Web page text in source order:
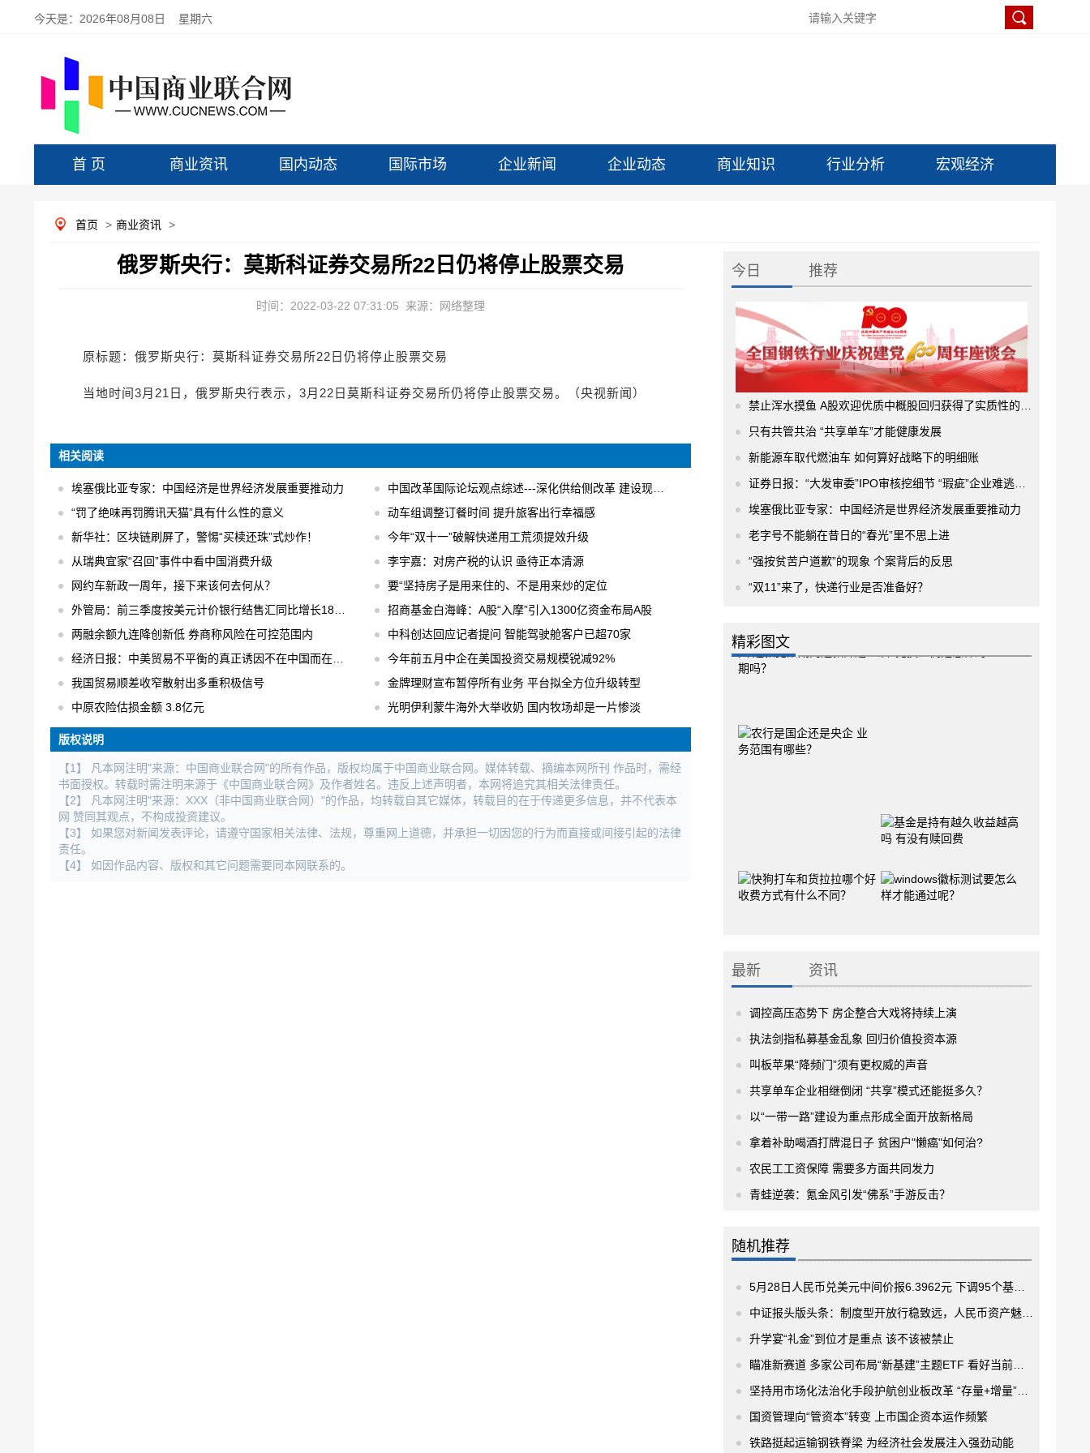
今天是： 2026年08月08日 星期六
首 页 商业资讯 国内动态 国际市场 企业新闻 企业动态 商业知识 行业分析 宏观经济
首页 > 商业资讯 >
俄罗斯央行：莫斯科证券交易所22日仍将停止股票交易
时间：2022-03-22 07:31:05 来源：网络整理
原标题：俄罗斯央行：莫斯科证券交易所22日仍将停止股票交易
当地时间3月21日，俄罗斯央行表示，3月22日莫斯科证券交易所仍将停止股票交易。（央视新闻）
相关阅读
埃塞俄比亚专家：中国经济是世界经济发展重要推动力
中国改革国际论坛观点综述---深化供给侧改革 建设现代化经济体系
“罚了绝味再罚腾讯天猫”具有什么性的意义
动车组调整订餐时间 提升旅客出行幸福感
新华社：区块链刷屏了，警惕“买椟还珠”式炒作！
今年“双十一”破解快递用工荒须提效升级
从瑞典宜家“召回”事件中看中国消费升级
李宇嘉：对房产税的认识 亟待正本清源
网约车新政一周年，接下来该何去何从？
要“坚持房子是用来住的、不是用来炒的定位
外管局：前三季度按美元计价银行结售汇同比增长18% 结售汇逆差下降75%
招商基金白海峰：A股“入摩”引入1300亿资金布局A股
两融余额九连降创新低 券商称风险在可控范围内
中科创达回应记者提问 智能驾驶舱客户已超70家
经济日报：中美贸易不平衡的真正诱因不在中国而在美国
今年前五月中企在美国投资交易规模锐减92%
我国贸易顺差收窄散射出多重积极信号
金牌理财宣布暂停所有业务 平台拟全方位升级转型
中原农险估损金额 3.8亿元
光明伊利蒙牛海外大举收奶 国内牧场却是一片惨淡
版权说明
【1】 凡本网注明"来源：中国商业联合网"的所有作品，版权均属于中国商业联合网。媒体转载、摘编本网所刊 作品时，需经
书面授权。转载时需注明来源于《中国商业联合网》及作者姓名。违反上述声明者，本网将追究其相关法律责任。
【2】 凡本网注明"来源：XXX（非中国商业联合网）"的作品，均转载自其它媒体，转载目的在于传递更多信息，并不代表本
网 赞同其观点，不构成投资建议。
【3】 如果您对新闻发表评论，请遵守国家相关法律、法规，尊重网上道德，并承担一切因您的行为而直接或间接引起的法律
责任。
【4】 如因作品内容、版权和其它问题需要同本网联系的。
今日 推荐
禁止浑水摸鱼 A股欢迎优质中概股回归获得了实质性的进展
只有共管共治 “共享单车”才能健康发展
新能源车取代燃油车 如何算好战略下的明细账
证券日报：“大发审委”IPO审核挖细节 “瑕疵”企业难逃法眼
埃塞俄比亚专家：中国经济是世界经济发展重要推动力
老字号不能躺在昔日的“春光”里不思上进
“强按贫苦户道歉”的现象 个案背后的反思
“双11”来了，快递行业是否准备好？
精彩图文
最新 资讯
调控高压态势下 房企整合大戏将持续上演
执法剑指私募基金乱象 回归价值投资本源
叫板苹果“降频门”须有更权威的声音
共享单车企业相继倒闭 “共享”模式还能挺多久？
以“一带一路”建设为重点形成全面开放新格局
拿着补助喝酒打牌混日子 贫困户"懒癌"如何治?
农民工工资保障 需要多方面共同发力
青蛙逆袭：氪金风引发“佛系”手游反击？
随机推荐
5月28日人民币兑美元中间价报6.3962元 下调95个基点 报6.3962元
中证报头版头条：制度型开放行稳致远，人民币资产魅力十足
升学宴“礼金”到位才是重点 该不该被禁止
瞄准新赛道 多家公司布局“新基建”主题ETF 看好当前投资时机
坚持用市场化法治化手段护航创业板改革 “存量+增量”的改革过渡有序
国资管理向“管资本”转变 上市国企资本运作频繁
铁路挺起运输钢铁脊梁 为经济社会发展注入强劲动能